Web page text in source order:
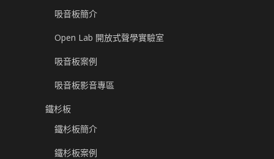
吸音板簡介
Open Lab 開放式聲學實驗室
吸音板案例
吸音板影音專區
鐵杉板
鐵杉板簡介
鐵杉板案例